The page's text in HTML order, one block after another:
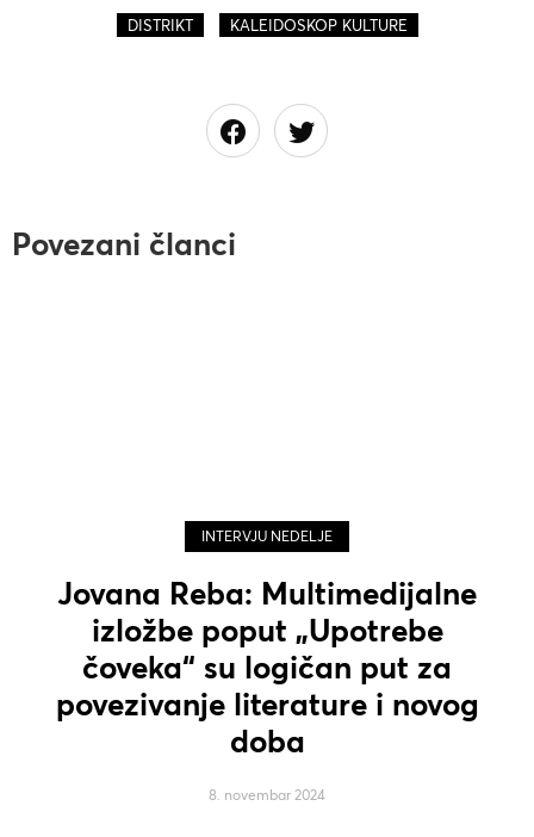
DISTRIKT KALEIDOSKOP KULTURE
Povezani članci
INTERVJU NEDELJE
Jovana Reba: Multimedijalne
izložbe poput „Upotrebe
čoveka“ su logičan put za
povezivanje literature i novog
doba
8. novembar 2024